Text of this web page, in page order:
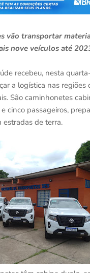
vão transportar
nove veículos até
recebeu, nesta
a logística nas regiões
São caminhonetes
cinco passageiros,
estradas de terra.